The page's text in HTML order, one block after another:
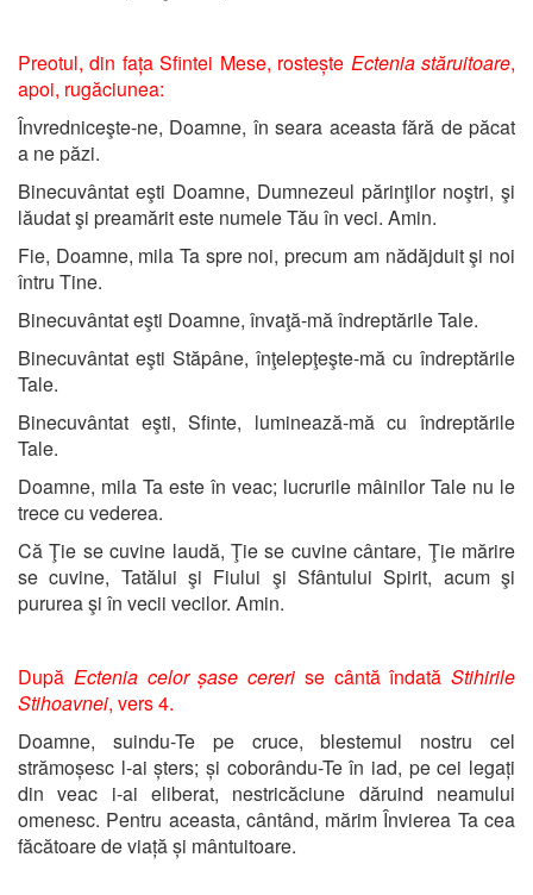
Preotul, din fața Sfintei Mese, rostește Ectenia stăruitoare,
apoi, rugăciunea:
Învredniceşte-ne, Doamne, în seara aceasta fără de păcat
a ne păzi.
Binecuvântat eşti Doamne, Dumnezeul părinţilor noştri, şi
lăudat şi preamărit este numele Tău în veci. Amin.
Fie, Doamne, mila Ta spre noi, precum am nădăjduit şi noi
întru Tine.
Binecuvântat eşti Doamne, învaţă-mă îndreptările Tale.
Binecuvântat eşti Stăpâne, înţelepţeşte-mă cu îndreptările
Tale.
Binecuvântat eşti, Sfinte, luminează-mă cu îndreptările
Tale.
Doamne, mila Ta este în veac; lucrurile mâinilor Tale nu le
trece cu vederea.
Că Ţie se cuvine laudă, Ţie se cuvine cântare, Ţie mărire
se cuvine, Tatălui şi Fiului şi Sfântului Spirit, acum şi
pururea şi în vecii vecilor. Amin.
După Ectenia celor șase cereri se cântă îndată Stihirile
Stihoavnei, vers 4.
Doamne, suindu-Te pe cruce, blestemul nostru cel
strămoșesc l-ai șters; și coborându-Te în iad, pe cei legați
din veac i-ai eliberat, nestricăciune dăruind neamului
omenesc. Pentru aceasta, cântând, mărim Învierea Ta cea
făcătoare de viață și mântuitoare.